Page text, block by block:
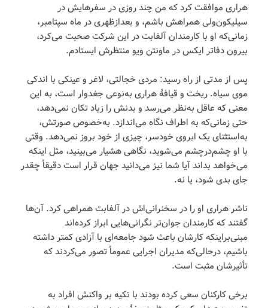
هراری موافقت کرد که من چند روزی در سفرهایش در
سیلیکون‌ولی همراهش باشم، و بعدازظهری در ماه سپتامبر،
زمانی‌که او با کارمندان آلفابت در این شرکت صحبت می‌کرد،
بیرون دفاتر ایکس در ماونتن ویو منتظرش ایستادم.
پس از مدتی از راه رسید: مردی خجالتی، لاغر و عینکی با اندکی
موی سیاه. ریخت و قیافۀ هراری به‌نوعی جغدوار است، به این
معنی که عاقل به‌نظر می‌رسد و بدنش را زیاد تکان نمی‌دهد،
حتی زمانی‌که به اطراف نگاه می‌اندازد. به‌خصوص صورتش،
به‌استثنای یک ابروی خودسر، چیزی از خود بروز نمی‌دهد. وقتی
با او چشم‌درچشم می‌شوید، نگاهی هشیار می‌بینید، مثل اینکه
می‌خواهد بداند آیا شما نیز می‌دانید جهان قرار است دقیقاً چقدر
جای بدی شود، یا نه.
ناشر هراری او را در سخنرانی‌اش در آلفابت همراهی کرد. آن‌ها
گفتند که کارمندان جوان‌تر نگرانی‌هایی ابراز کرده‌اند
مبنی‌براینکه کارشان باعث شود جامعه‌ای با آزادی کمتر داشته
باشیم، درحالی‌که مدیران اجرایی عموماً تصور می‌کردند که
تأثیرشان مثبت است.
برخی کارکنان سعی کرده بودند با تکیه بر واکنش افراد به